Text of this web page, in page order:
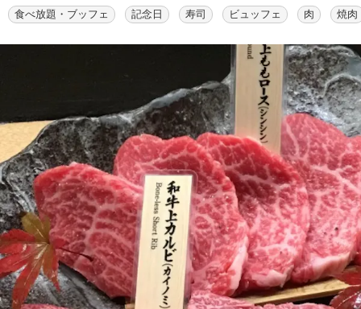
食べ放題・ブッフェ 記念日 寿司 ビュッフェ 肉 焼肉